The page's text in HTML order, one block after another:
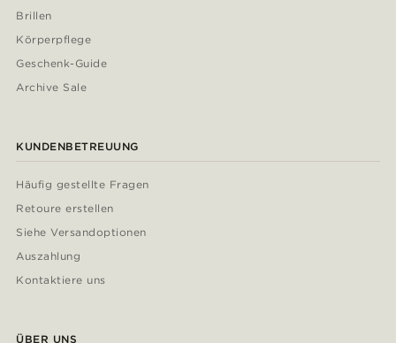
Brillen
Körperpflege
Geschenk-Guide
Archive Sale
KUNDENBETREUUNG
Häufig gestellte Fragen
Retoure erstellen
Siehe Versandoptionen
Auszahlung
Kontaktiere uns
ÜBER UNS